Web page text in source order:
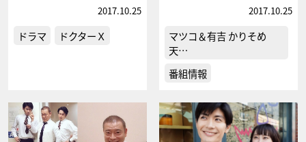
2017.10.25
ドラマ ドクターＸ
2017.10.25
マツコ＆有吉 かりそめ
天…
番組情報